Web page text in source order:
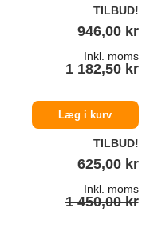
TILBUD!
946,00 kr
Inkl. moms
1 182,50 kr
På lager
Læg i kurv
TILBUD!
625,00 kr
Inkl. moms
1 450,00 kr